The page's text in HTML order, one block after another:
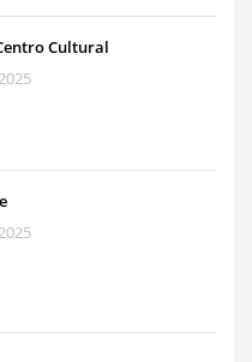
Cultural